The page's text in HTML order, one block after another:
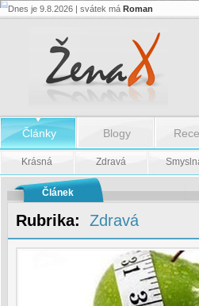
Hubnutí
Dnes je 9.8.2026 | svátek má Roman
Články Blogy
Krásná Zdravá
Článek
Rubrika: Zdravá